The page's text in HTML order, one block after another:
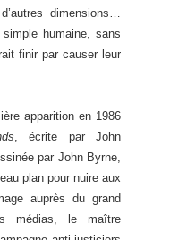
dimensions…
humaine, sans
finir par causer leur
apparition en 1986
, écrite par John
par John Byrne,
plan pour nuire aux
auprès du grand
médias, le maître